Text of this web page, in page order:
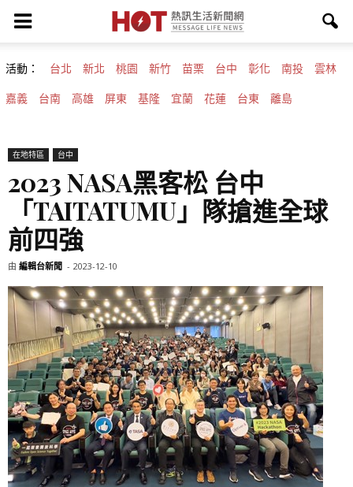
活動： 台北 新北 桃園 新竹 苗栗 台中 彰化 南投 雲林
嘉義 台南 高雄 屏東 基隆 宜蘭 花蓮 台東 離島
在地特區 台中
2023 NASA黑客松 台中
「TAITATUMU」隊搶進全球
前四強
由 編輯台新聞 - 2023-12-10